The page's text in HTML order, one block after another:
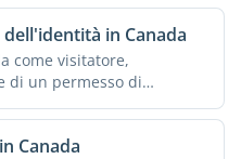
in Canada
come visitatore,
di un permesso di
Canada